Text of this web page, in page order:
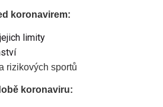
koronavirem:
limity
rizikových sportů
koronaviru: